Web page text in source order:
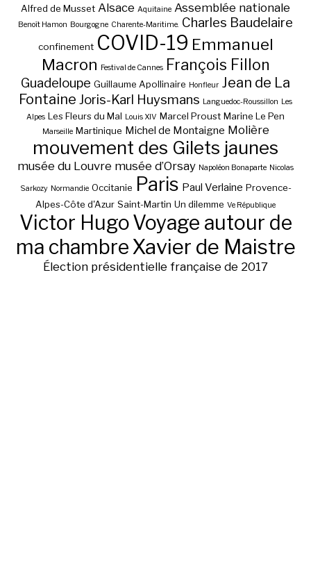
Alfred de Musset Alsace Aquitaine Assemblée nationale
Benoît Hamon Bourgogne Charente-Maritime. Charles Baudelaire
confinement COVID-19 Emmanuel
Macron
Festival de Cannes François Fillon
Guadeloupe Guillaume Apollinaire Honfleur Jean de La
Fontaine Joris-Karl Huysmans Languedoc-Roussillon Les
Alpes Les Fleurs du Mal Louis XIV Marcel Proust Marine Le Pen
Marseille Martinique Michel de Montaigne Molière
mouvement des Gilets jaunes
musée du Louvre musée d’Orsay Napoléon Bonaparte Nicolas
Sarkozy Normandie Occitanie Paris Paul Verlaine Provence-
Alpes-Côte d'Azur Saint-Martin Un dilemme Ve République
Victor HugoVoyage autour de
ma chambreXavier de Maistre
Élection présidentielle française de 2017